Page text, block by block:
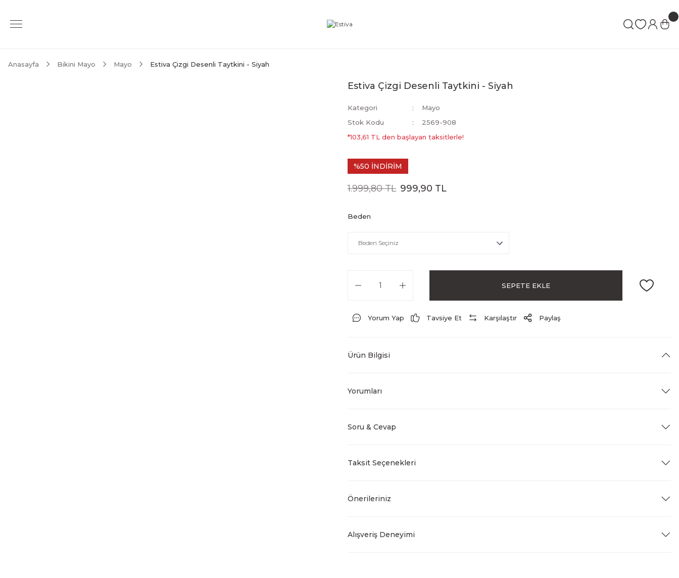
Anasayfa Bikini Mayo Mayo Estiva Çizgi Desenli Taytkini - Siyah
Estiva Çizgi Desenli Taytkini - Siyah
Kategori
Mayo
Stok Kodu
2569-908
*103,61 TL den başlayan taksitlerle!
%50 İNDİRİM
1.999,80 TL 999,90 TL
Beden
SEPETE EKLE
Yorum Yap Tavsiye Et Karşılaştır Paylaş
Ürün Bilgisi
Yorumları
Soru & Cevap
Taksit Seçenekleri
Önerileriniz
Alışveriş Deneyimi